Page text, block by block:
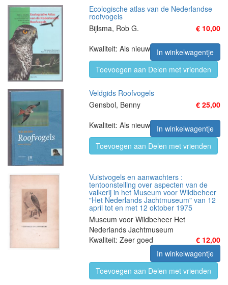
Ecologische atlas van de Nederlandse
roofvogels
Bijlsma, Rob G.
€ 10,00
Kwaliteit: Als nieuw
In winkelwagentje
Toevoegen aan Delen met vrienden
Veldgids Roofvogels
Gensbol, Benny
€ 25,00
Kwaliteit: Als nieuw
In winkelwagentje
Toevoegen aan Delen met vrienden
Vuistvogels en aanwachters :
tentoonstelling over aspecten van de
valkerij in het Museum voor Wildbeheer
"Het Nederlands Jachtmuseum" van 12
april tot en met 12 oktober 1975
Museum voor Wildbeheer Het
Nederlands Jachtmuseum
€ 12,00
Kwaliteit: Zeer goed
In winkelwagentje
Toevoegen aan Delen met vrienden